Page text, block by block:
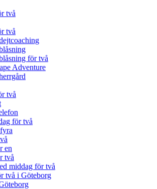
två
två
för två
Adventure
två
för två
en
två
middag för två
två i Göteborg